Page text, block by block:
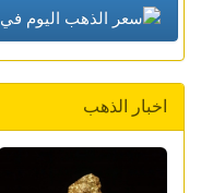
اخبار الذهب